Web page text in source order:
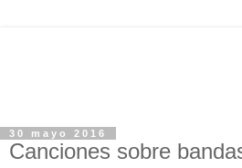
30 mayo 2016
Canciones sobre